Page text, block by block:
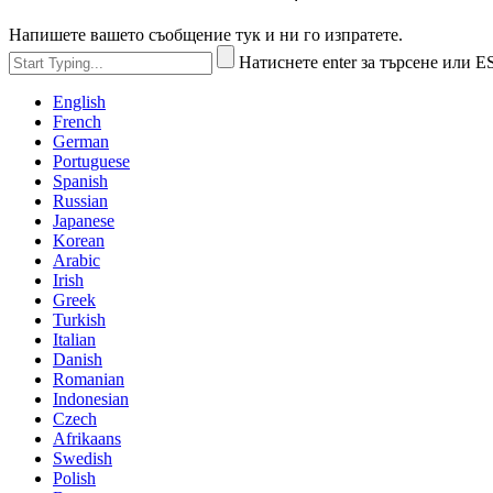
Напишете вашето съобщение тук и ни го изпратете.
Натиснете enter за търсене или
English
French
German
Portuguese
Spanish
Russian
Japanese
Korean
Arabic
Irish
Greek
Turkish
Italian
Danish
Romanian
Indonesian
Czech
Afrikaans
Swedish
Polish